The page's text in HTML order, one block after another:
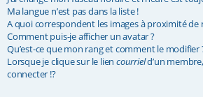
Ma langue n’est pas dans la liste !
A quoi correspondent les images à proximité de
Comment puis-je afficher un avatar ?
Qu’est-ce que mon rang et comment le modifier
Lorsque je clique sur le lien courrield’un
connecter !?